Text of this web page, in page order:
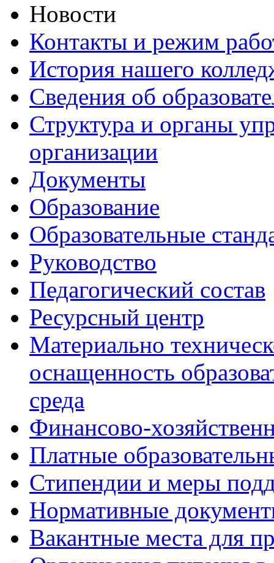
Новости
Контакты и режим
История нашего
Сведения об
Структура и органы
организации
Документы
Образование
Образовательные
Руководство
Педагогический состав
Ресурсный центр
Материально
оснащенность
среда
Финансово-
Платные
Стипендии и меры
Нормативные
Вакантные места для